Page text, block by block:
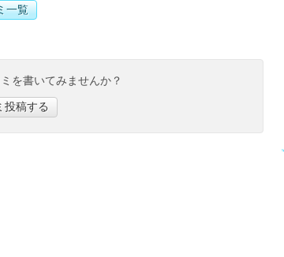
一覧
を書いてみませんか？
投稿する